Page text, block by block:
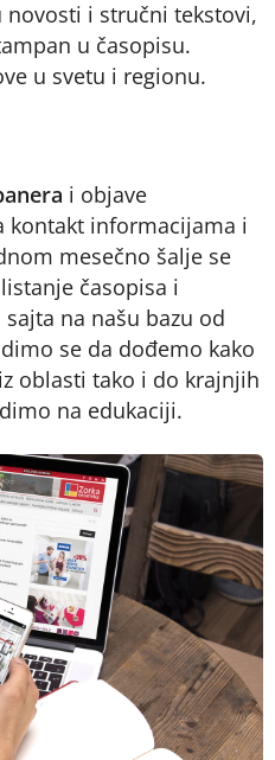
i stručni tekstovi,
u časopisu.
u svetu i regionu.
i objave
kontakt informacijama i
mesečno šalje se
časopisa i
na našu bazu od
se da dođemo kako
oblasti tako i do krajnjih
na edukaciji.